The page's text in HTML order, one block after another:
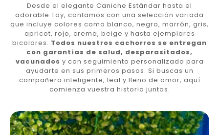
Desde el elegante Caniche Estándar hasta el
adorable Toy, contamos con una selección variada
que incluye colores como blanco, negro, marrón, gris,
apricot, rojo, crema, beige y hasta ejemplares
bicolores. Todos nuestros cachorros se entregan
con garantías de salud, desparasitados,
vacunados y con seguimiento personalizado para
ayudarte en sus primeros pasos. Si buscas un
compañero inteligente, leal y lleno de amor, aquí
comienza vuestra historia juntos.